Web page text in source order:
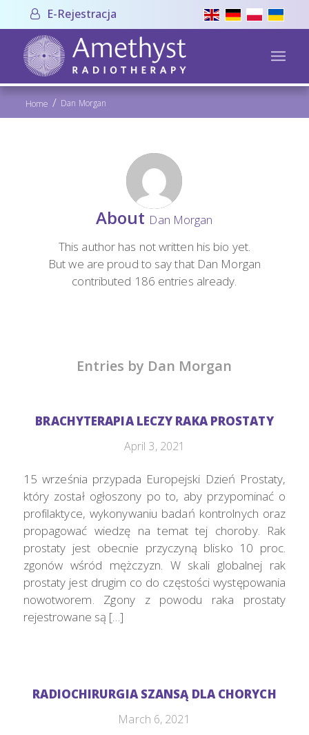
E-Rejestracja
Home / Dan Morgan
About Dan Morgan
This author has not written his bio yet.
But we are proud to say that Dan Morgan
contributed 186 entries already.
Entries by Dan Morgan
BRACHYTERAPIA LECZY RAKA PROSTATY
April 3, 2021
15 września przypada Europejski Dzień Prostaty,
który został ogłoszony po to, aby przypominać o
profilaktyce, wykonywaniu badań kontrolnych oraz
propagować wiedzę na temat tej choroby. Rak
prostaty jest obecnie przyczyną blisko 10 proc.
zgonów wśród mężczyzn. W skali globalnej rak
prostaty jest drugim co do częstości występowania
nowotworem. Zgony z powodu raka prostaty
rejestrowane są […]
RADIOCHIRURGIA SZANSĄ DLA CHORYCH
March 6, 2021